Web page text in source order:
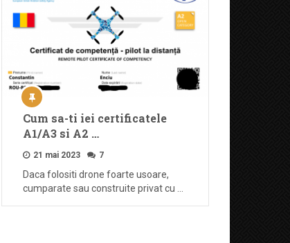
Cum sa-ti iei certificatele
A1/A3 si A2 …
21 mai 2023 7
Daca folositi drone foarte usoare,
cumparate sau construite privat cu …